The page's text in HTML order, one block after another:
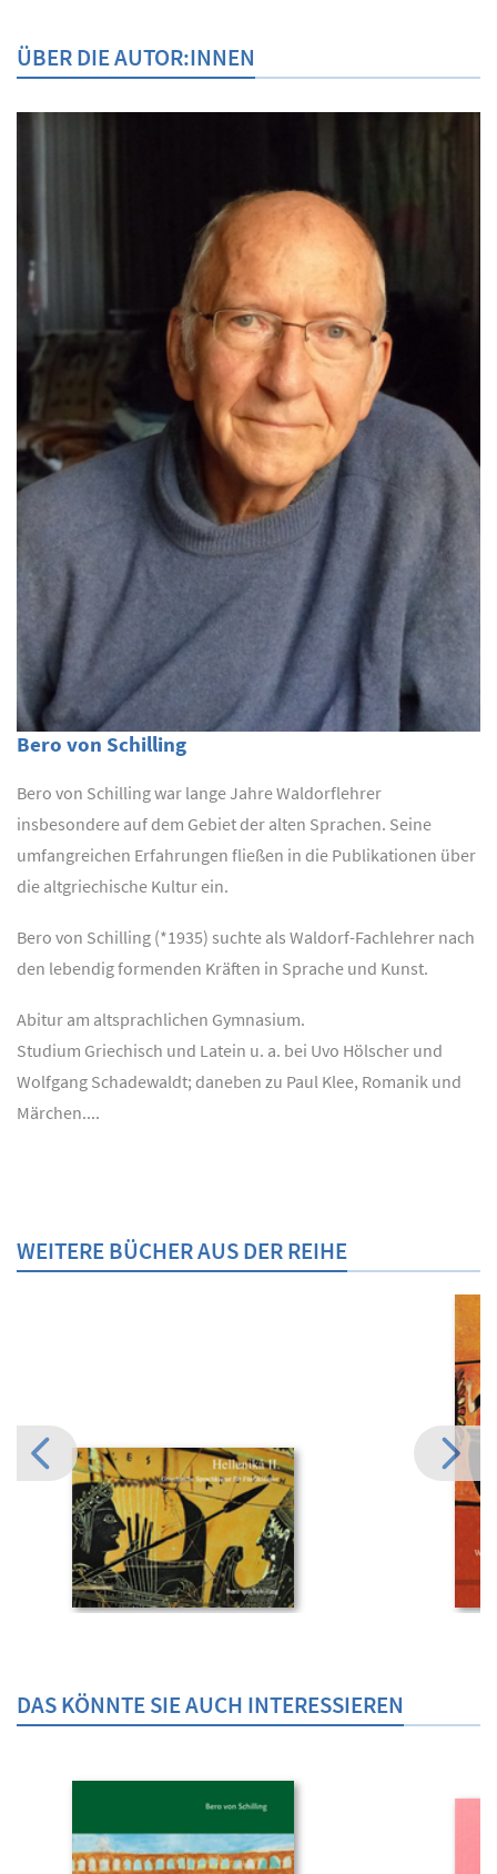
ÜBER DIE AUTOR:INNEN
Bero von Schilling
Bero von Schilling war lange Jahre Waldorflehrer
insbesondere auf dem Gebiet der alten Sprachen. Seine
umfangreichen Erfahrungen fließen in die Publikationen über
die altgriechische Kultur ein.
Bero von Schilling (*1935) suchte als Waldorf-Fachlehrer nach
den lebendig formenden Kräften in Sprache und Kunst.
Abitur am altsprachlichen Gymnasium.
Studium Griechisch und Latein u. a. bei Uvo Hölscher und
Wolfgang Schadewaldt; daneben zu Paul Klee, Romanik und
Märchen....
WEITERE BÜCHER AUS DER REIHE
DAS KÖNNTE SIE AUCH INTERESSIEREN